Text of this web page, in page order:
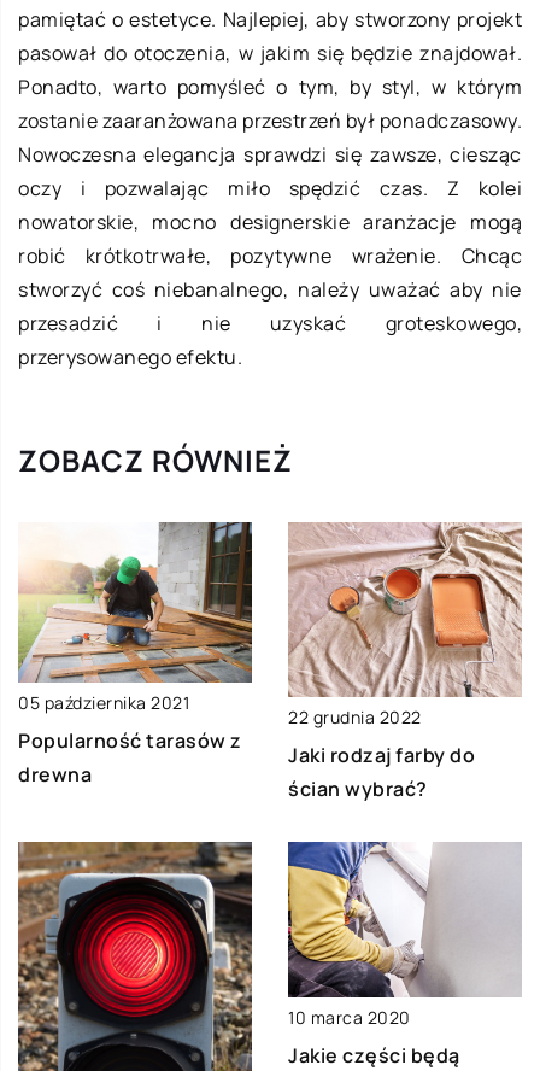
pamiętać o estetyce. Najlepiej, aby stworzony projekt
pasował do otoczenia, w jakim się będzie znajdował.
Ponadto, warto pomyśleć o tym, by styl, w którym
zostanie zaaranżowana przestrzeń był ponadczasowy.
Nowoczesna elegancja sprawdzi się zawsze, ciesząc
oczy i pozwalając miło spędzić czas. Z kolei
nowatorskie, mocno designerskie aranżacje mogą
robić krótkotrwałe, pozytywne wrażenie. Chcąc
stworzyć coś niebanalnego, należy uważać aby nie
przesadzić i nie uzyskać groteskowego,
przerysowanego efektu.
ZOBACZ RÓWNIEŻ
05 października 2021
Popularność tarasów z
drewna
22 grudnia 2022
Jaki rodzaj farby do
ścian wybrać?
10 marca 2020
Jakie części będą